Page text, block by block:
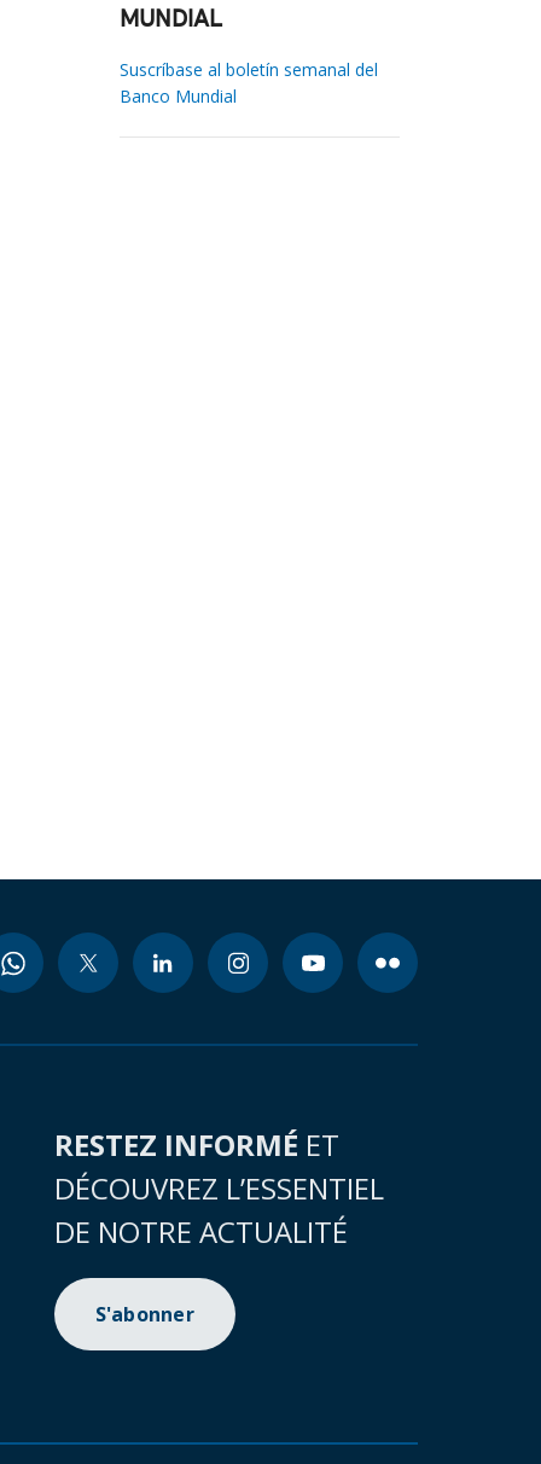
MUNDIAL
Suscríbase al boletín semanal del
Banco Mundial
RESTEZ INFORMÉ ET
DÉCOUVREZ L’ESSENTIEL
DE NOTRE ACTUALITÉ
S'abonner